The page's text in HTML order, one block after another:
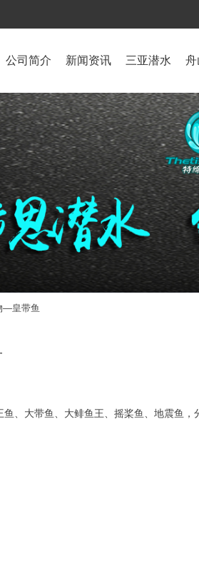
公司简介 新闻资讯 三亚潜水 舟
—皇带鱼
、大带鱼、大鲱鱼王、摇桨鱼、地震鱼